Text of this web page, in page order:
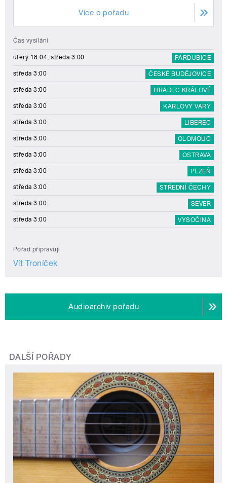
Více o pořadu
Čas vysílání
úterý 18:04, středa 3:00 PARDUBICE
středa 3:00 ČESKÉ BUDĚJOVICE
středa 3:00 HRADEC KRÁLOVÉ
středa 3:00 KARLOVY VARY
středa 3:00 LIBEREC
středa 3:00 OLOMOUC
středa 3:00 OSTRAVA
středa 3:00 PLZEŇ
středa 3:00 STŘEDNÍ ČECHY
středa 3:00 SEVER
středa 3:00 VYSOČINA
Pořad připravují
Vít Troníček
Audioarchiv pořadu
DALŠÍ POŘADY